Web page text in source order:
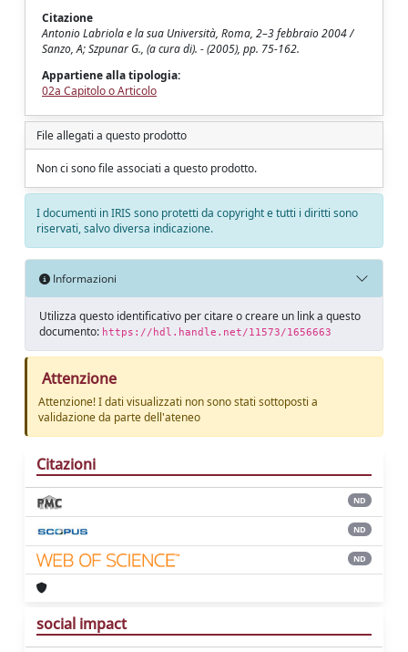
Citazione
Antonio Labriola e la sua Università, Roma, 2–3 febbraio 2004 /
Sanzo, A; Szpunar G., (a cura di). - (2005), pp. 75-162.
Appartiene alla tipologia:
02a Capitolo o Articolo
File allegati a questo prodotto
Non ci sono file associati a questo prodotto.
I documenti in IRIS sono protetti da copyright e tutti i diritti sono
riservati, salvo diversa indicazione.
Informazioni
Utilizza questo identificativo per citare o creare un link a questo
documento: https://hdl.handle.net/11573/1656663
Attenzione
Attenzione! I dati visualizzati non sono stati sottoposti a
validazione da parte dell'ateneo
Citazioni
ND
ND
ND
social impact